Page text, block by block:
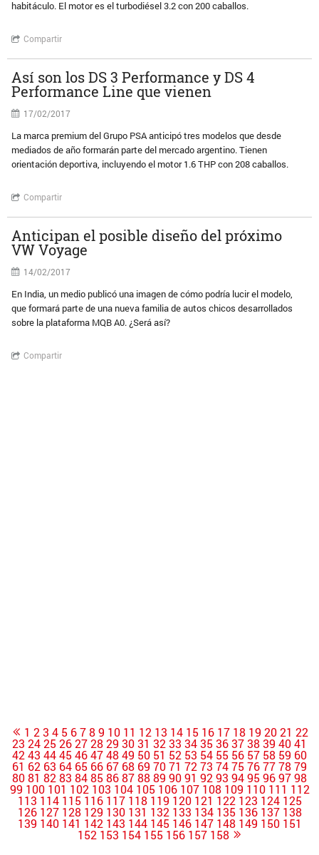
habitáculo. El motor es el turbodiésel 3.2 con 200 caballos.
Compartir
Así son los DS 3 Performance y DS 4
Performance Line que vienen
17/02/2017
La marca premium del Grupo PSA anticipó tres modelos que desde
mediados de año formarán parte del mercado argentino. Tienen
orientación deportiva, incluyendo el motor 1.6 THP con 208 caballos.
Compartir
Anticipan el posible diseño del próximo
VW Voyage
14/02/2017
En India, un medio publicó una imagen de cómo podría lucir el modelo,
que formará parte de una nueva familia de autos chicos desarrollados
sobre la plataforma MQB A0. ¿Será así?
Compartir
1 2 3 4 5 6 7 8 9 10 11 12 13 14 15 16 17 18 19 20 21 22
23 242526272829 3031 32 33 343536373839 4041
42 43 444546474849 50 51 52 53 54 55 56 57 58 59 60
61 62 63 64 65 66 67 68 69 7071 72 73 747576777879
8081 82 83 848586878889 9091 92 93 9495969798
99 100 101 102 103 104 105 106 107 108 109 110 111 112
113 114 115 116 117 118 119 120 121 122 123 124 125
126 127 128 129 130 131 132 133 134 135 136 137 138
139 140 141 142 143 144 145 146 147 148 149 150 151
152 153 154 155 156 157 158